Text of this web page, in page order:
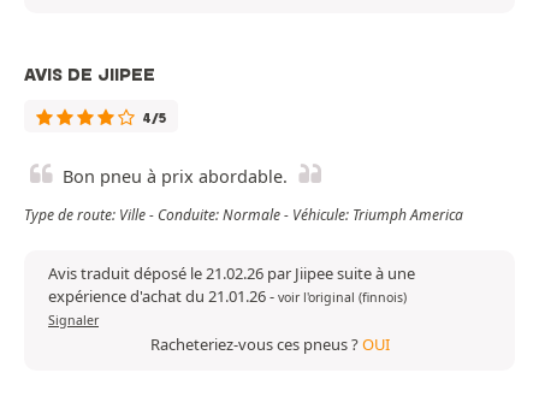
AVIS DE JIIPEE
4/5
Bon pneu à prix abordable.
Type de route: Ville - Conduite: Normale - Véhicule: Triumph America
Avis traduit déposé le 21.02.26 par Jiipee suite à une
expérience d'achat du 21.01.26- voir l'original (finnois)
Signaler
Racheteriez-vous ces pneus ?OUI